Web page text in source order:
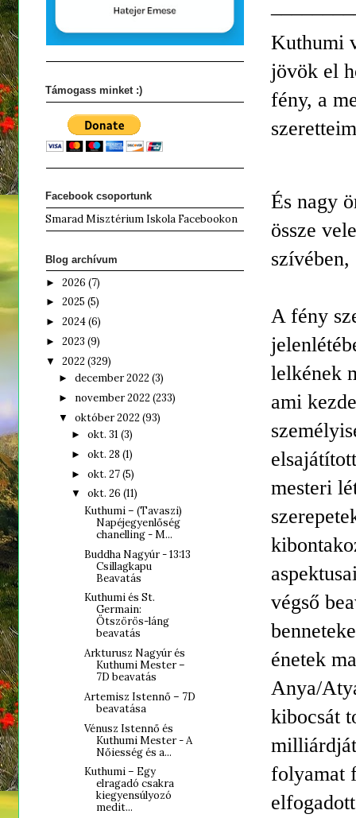
Kuthumi
jövök el
fény, a
És nagy
össze
szívében,
A fény
lelkének
ami
mesteri
végső
énetek
Anya/
kibocsát
folyamat
Támogass minket :)
Facebook csoportunk
Smarad Misztérium Iskola Facebookon
Blog archívum
►2026(7)
►2025(5)
►2024(6)
►2023(9)
▼2022(329)
►december 2022(3)
► november 2022(233)
▼október 2022(93)
► okt. 31 (3)
► okt. 28 (1)
► okt. 27(5)
▼ okt. 26 (11)
Kuthumi – (Tavaszi)
Napéjegyenlőség
chanelling - M...
Buddha Nagyúr - 13:13
Csillagkapu
Beavatás
Kuthumi és St.
Germain:
Ötszörös-láng
beavatás
Arkturusz Nagyúr és
Kuthumi Mester –
7D beavatás
Artemisz Istennő – 7D
beavatása
Vénusz Istennő és
Kuthumi Mester - A
Nőiesség és a...
Kuthumi – Egy
elragadó csakra
kiegyensúlyozó
medit...